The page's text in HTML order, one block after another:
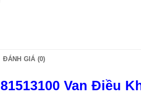
ĐÁNH GIÁ (0)
81513100 Van Điều